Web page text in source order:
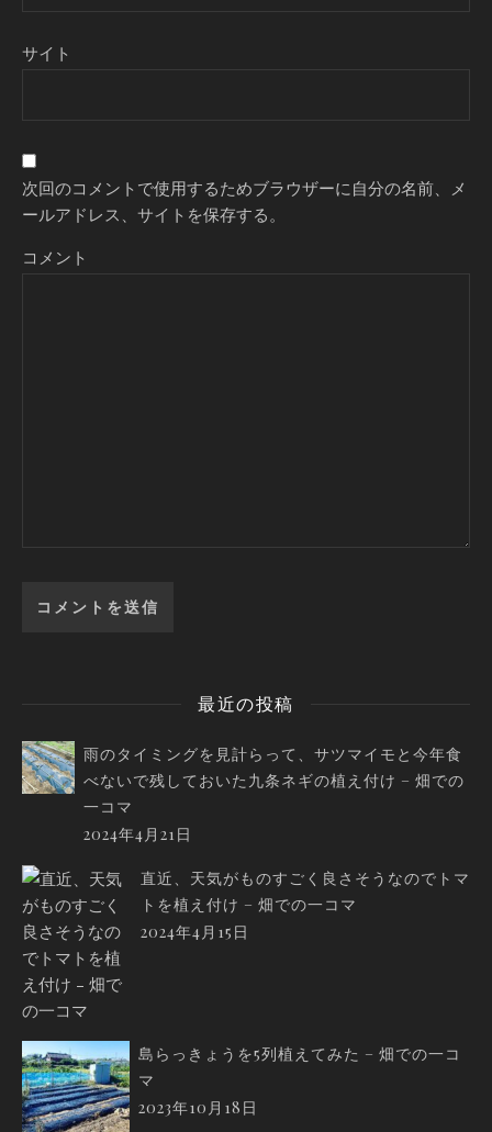
サイト
次回のコメントで使用するためブラウザーに自分の名前、メ
ールアドレス、サイトを保存する。
コメント
最近の投稿
雨のタイミングを見計らって、サツマイモと今年食
べないで残しておいた九条ネギの植え付け – 畑での
一コマ
2024年4月21日
直近、天気がものすごく良さそうなのでトマ
トを植え付け – 畑での一コマ
2024年4月15日
島らっきょうを5列植えてみた – 畑での一コ
マ
2023年10月18日